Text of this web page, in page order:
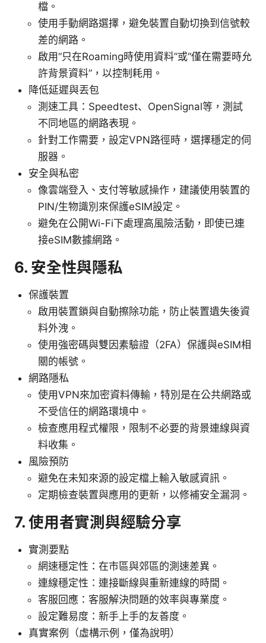
檔。
使用手動網路選擇，避免裝置自動切換到信號較
差的網路。
啟用“只在Roaming時使用資料”或“僅在需要時允
許背景資料”，以控制耗用。
降低延遲與丟包
測速工具：Speedtest、OpenSignal等，測試
不同地區的網路表現。
針對工作需要，設定VPN路徑時，選擇穩定的伺
服器。
安全與私密
像雲端登入、支付等敏感操作，建議使用裝置的
PIN/生物識別來保護eSIM設定。
避免在公開Wi-Fi下處理高風險活動，即使已連
接eSIM數據網路。
6. 安全性與隱私
保護裝置
啟用裝置鎖與自動擦除功能，防止裝置遺失後資
料外洩。
使用強密碼與雙因素驗證（2FA）保護與eSIM相
關的帳號。
網路隱私
使用VPN來加密資料傳輸，特別是在公共網路或
不受信任的網路環境中。
檢查應用程式權限，限制不必要的背景連線與資
料收集。
風險預防
避免在未知來源的設定檔上輸入敏感資訊。
定期檢查裝置與應用的更新，以修補安全漏洞。
7. 使用者實測與經驗分享
實測要點
網速穩定性：在市區與郊區的測速差異。
連線穩定性：連接斷線與重新連線的時間。
客服回應：客服解決問題的效率與專業度。
設定難易度：新手上手的友善度。
真實案例（虛構示例，僅為說明）